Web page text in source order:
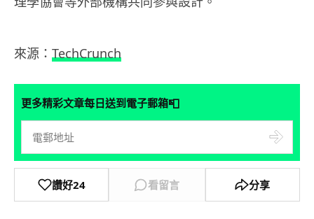
來源： TechCrunch
更多精彩文章每日送到電子郵箱📮
讚好24 看留言 分享